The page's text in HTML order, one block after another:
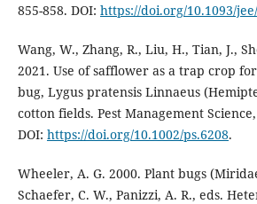
855-858. DOI: https://doi.org/10.1093/
Wang, W., Zhang, R., Liu, H., Tian, J.,
2021. Use of safflower as a trap crop
bug, Lygus pratensis Linnaeus
cotton fields. Pest Management
DOI: https://doi.org/10.1002/ps.6208.
Wheeler, A. G. 2000. Plant bugs
Schaefer, C. W., Panizzi, A. R., eds.